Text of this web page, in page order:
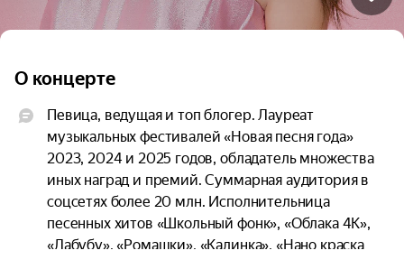
О концерте
Певица, ведущая и топ блогер. Лауреат
музыкальных фестивалей «Новая песня года»
2023, 2024 и 2025 годов, обладатель множества
иных наград и премий. Суммарная аудитория в
соцсетях более 20 млн. Исполнительница
песенных хитов «Школьный фонк», «Облака 4К»,
«Лабубу», «Ромашки», «Калинка», «Нано краска